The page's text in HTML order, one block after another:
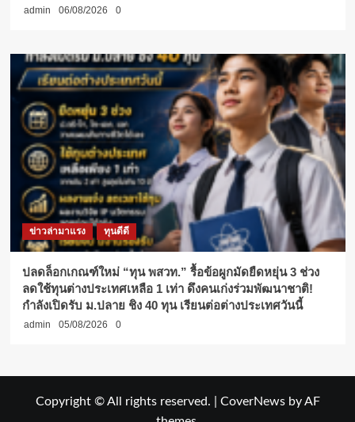
admin 06/08/2026 0
ข่าวล่ามาแรง ทุนดีดี
ปลดล็อกเกณฑ์ใหม่ “ทุน พสวท.” รื้อข้อผูกมัดยืดหยุ่น 3 ช่วง
ลดใช้ทุนต่างประเทศเหลือ 1 เท่า ดึงคนเก่งร่วมพัฒนาชาติ!
กำลังเปิดรับ ม.ปลาย ชิง 40 ทุน เรียนต่อต่างประเทศวันนี้
admin 05/08/2026 0
Copyright © All rights reserved. CoverNewsby AF